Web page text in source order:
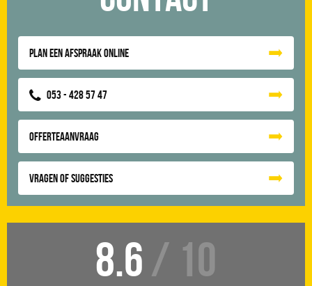
Plan een afspraak online
053 - 428 57 47
Offerteaanvraag
Vragen of suggesties
8.6 / 10